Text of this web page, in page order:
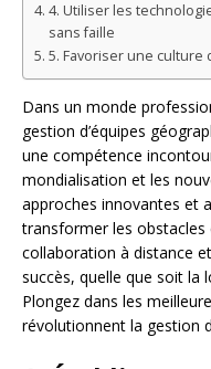
4. Utiliser les
sans faille
5. Favoriser une culture
Dans un monde
gestion d’équipes
une compétence
mondialisation et les
approches innovantes et
transformer les
collaboration à distance
succès, quelle que soit la
Plongez dans les
révolutionnent la gestion